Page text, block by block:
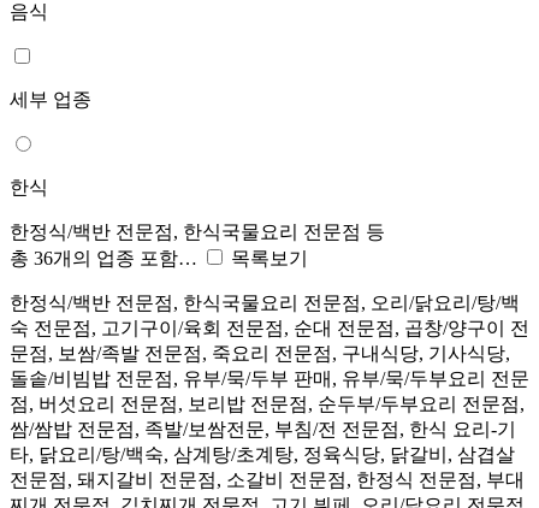
음식
세부 업종
한식
한정식/백반 전문점, 한식국물요리 전문점 등
총 36개의 업종 포함…
목록보기
한정식/백반 전문점, 한식국물요리 전문점, 오리/닭요리/탕/백
숙 전문점, 고기구이/육회 전문점, 순대 전문점, 곱창/양구이 전
문점, 보쌈/족발 전문점, 죽요리 전문점, 구내식당, 기사식당,
돌솥/비빔밥 전문점, 유부/묵/두부 판매, 유부/묵/두부요리 전문
점, 버섯요리 전문점, 보리밥 전문점, 순두부/두부요리 전문점,
쌈/쌈밥 전문점, 족발/보쌈전문, 부침/전 전문점, 한식 요리-기
타, 닭요리/탕/백숙, 삼계탕/초계탕, 정육식당, 닭갈비, 삼겹살
전문점, 돼지갈비 전문점, 소갈비 전문점, 한정식 전문점, 부대